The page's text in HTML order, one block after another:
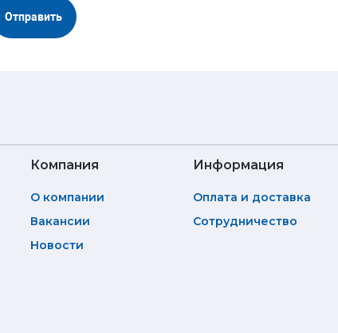
Отправить
Компания
О компании
Вакансии
Новости
Информация
Оплата и доставка
Сотрудничество